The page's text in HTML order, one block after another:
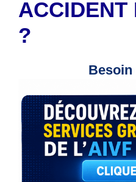
ACCIDENT
?
Besoin